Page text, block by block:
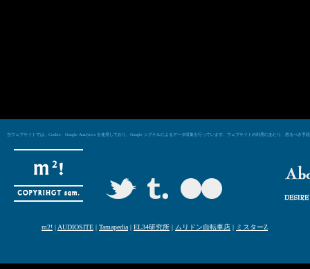
当ウェブサイトでは、Cookie、Google Analytics を使用しており、Google シグナルによるデータ収集を行っています。ウェブサイトの利用にあたり、然るべき
m2! | AUDIOSITE | Tamapedia | EL34研究所 | ムリドン自転車店 | ミスターZ